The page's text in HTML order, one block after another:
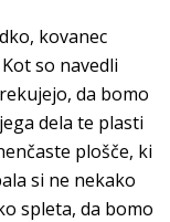
kovanec
so navedli
da bomo
dela te plasti
plošče, ki
si ne nekako
spleta, da bomo